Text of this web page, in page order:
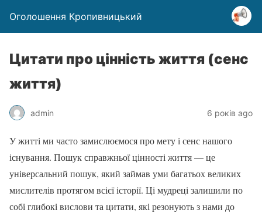
Оголошення Кропивницький
Цитати про цінність життя (сенс
життя)
admin 6 років ago
У житті ми часто замислюємося про мету і сенс нашого
існування. Пошук справжньої цінності життя — це
універсальний пошук, який займав уми багатьох великих
мислителів протягом всієї історії. Ці мудреці залишили по
собі глибокі вислови та цитати, які резонують з нами до